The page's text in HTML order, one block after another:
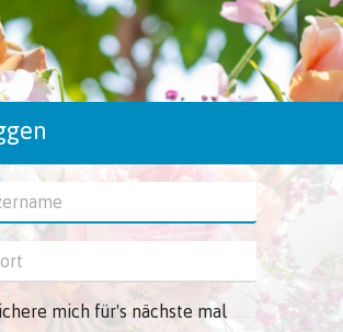
mich für's nächste mal